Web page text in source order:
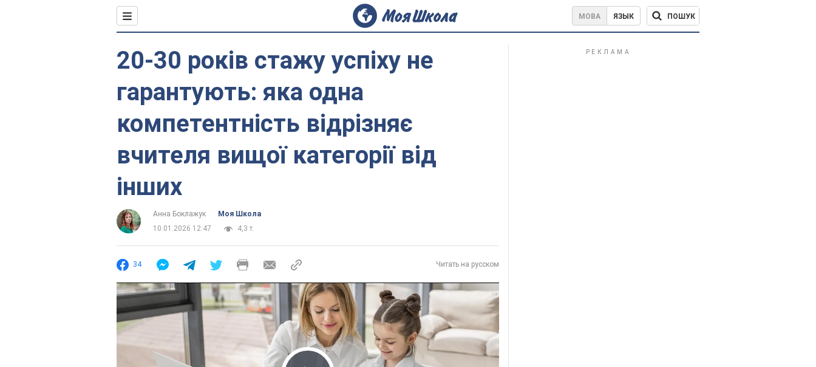
МОВА ЯЗЫК ПОШУК
20-30 років стажу успіху не
гарантують: яка одна
компетентність відрізняє
вчителя вищої категорії від
інших
Анна Боклажук
Моя Школа
10.01.2026 12:47
4,3 т.
34 Читать на русском